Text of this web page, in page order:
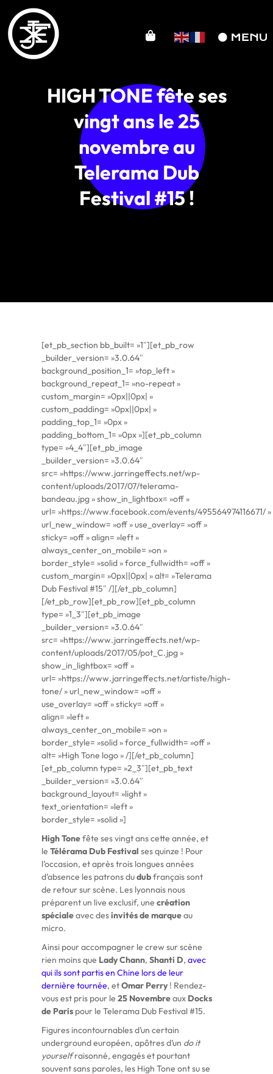
HIGH TONE fête ses
vingt ans le 25
novembre au
Telerama Dub
Festival #15 !
[et_pb_section bb_built= »1″][et_pb_row
_builder_version= »3.0.64″
background_position_1= »top_left »
background_repeat_1= »no-repeat »
custom_margin= »0px||0px| »
custom_padding= »0px||0px| »
padding_top_1= »0px »
padding_bottom_1= »0px »][et_pb_column
type= »4_4″][et_pb_image
_builder_version= »3.0.64″
src= »https://www.jarringeffects.net/wp-
content/uploads/2017/07/telerama-
bandeau.jpg » show_in_lightbox= »off »
url= »https://www.facebook.com/events/495564974116671/ »
url_new_window= »off » use_overlay= »off »
sticky= »off » align= »left »
always_center_on_mobile= »on »
border_style= »solid » force_fullwidth= »off »
custom_margin= »0px||0px| » alt= »Telerama
Dub Festival #15″ /][/et_pb_column]
[/et_pb_row][et_pb_row][et_pb_column
type= »1_3″][et_pb_image
_builder_version= »3.0.64″
src= »https://www.jarringeffects.net/wp-
content/uploads/2017/05/pot_C.jpg »
show_in_lightbox= »off »
url= »https://www.jarringeffects.net/artiste/high-
tone/ » url_new_window= »off »
use_overlay= »off » sticky= »off »
align= »left »
always_center_on_mobile= »on »
border_style= »solid » force_fullwidth= »off »
alt= »High Tone logo » /][/et_pb_column]
[et_pb_column type= »2_3″][et_pb_text
_builder_version= »3.0.64″
background_layout= »light »
text_orientation= »left »
border_style= »solid »]
High Tonefête ses vingt ans cette année, et
le Télérama Dub Festival ses quinze ! Pour
l’occasion, et après trois longues années
d’absence les patrons dudubfrançais sont
de retour sur scène. Les lyonnais nous
préparent un live exclusif, une création
spécialeavec desinvités de marqueau
micro.
Ainsi pour accompagner le crew sur scène
rien moins que Lady Chann, Shanti D, avec
qui ils sont partis en Chine lors de leur
dernière tournée, etOmar Perry! Rendez-
vous est pris pour le 25 Novembreaux Docks
de Parispour le Telerama Dub Festival #15.
Figures incontournables d’un certain
underground européen, apôtres d’un do it
yourselfraisonné, engagés et pourtant
souvent sans paroles, les High Tone ont su se